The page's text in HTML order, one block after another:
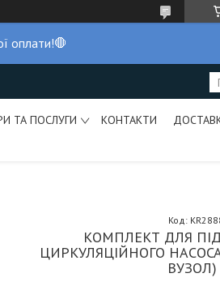
оплати!🛑
ТА ПОСЛУГИ КОНТАКТИ
КОМПЛЕКТ ДЛЯ
ЦИРКУЛЯЦІЙНОГО
ВУЗОЛ)
Код: